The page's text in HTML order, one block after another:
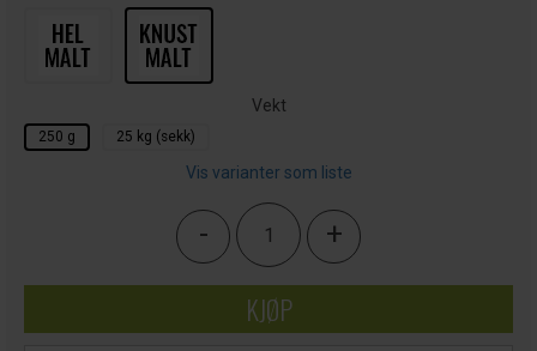
Vekt
250 g 25 kg (sekk)
Vis varianter som liste
- +
KJØP